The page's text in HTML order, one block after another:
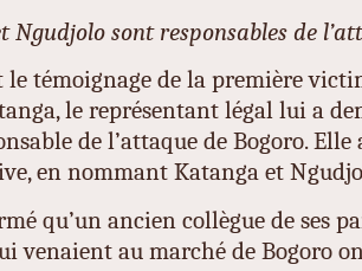
Ngudjolo sont responsables de
le témoignage de la première
le représentant légal lui a
de l’attaque de Bogoro.
en nommant Katanga et
qu’un ancien collègue de ses
venaient au marché de Bogoro